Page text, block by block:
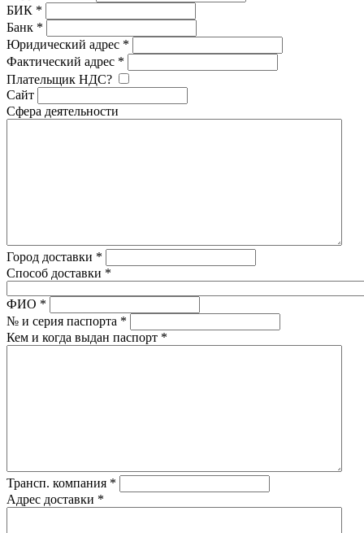
БИК *
Банк *
Юридический адрес *
Фактический адрес *
Плательщик НДС?
Сайт
Сфера деятельности
Город доставки *
Способ доставки *
ФИО *
№ и серия паспорта *
Кем и когда выдан паспорт *
Трансп. компания *
Адрес доставки *